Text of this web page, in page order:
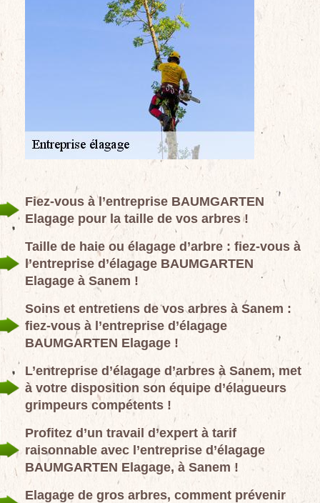
Fiez-vous à l’entreprise BAUMGARTEN
Elagage pour la taille de vos arbres !
Taille de haie ou élagage d’arbre : fiez-vous à
l’entreprise d’élagage BAUMGARTEN
Elagage à Sanem !
Soins et entretiens de vos arbres à Sanem :
fiez-vous à l’entreprise d’élagage
BAUMGARTEN Elagage !
L’entreprise d’élagage d’arbres à Sanem, met
à votre disposition son équipe d’élagueurs
grimpeurs compétents !
Profitez d’un travail d’expert à tarif
raisonnable avec l’entreprise d’élagage
BAUMGARTEN Elagage, à Sanem !
Elagage de gros arbres, comment prévenir